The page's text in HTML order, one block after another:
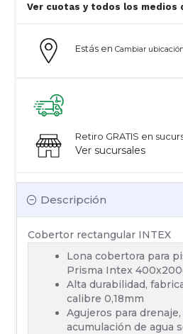
Descripción
Cobertor rectangular INTEX
Lona cobertora para
Prisma Intex
Alta durabilidad,
calibre 0,18mm
Agujeros para
acumulación de agua
Estás en Cambiar
Retiro GRATIS en
Ver sucursales
Ver cuotas y todos